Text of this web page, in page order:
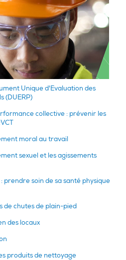
Unique d'Evaluation des
(DUERP)
collective : prévenir les
moral au travail
sexuel et les agissements
prendre soin de sa santé physique
de chutes de plain-pied
des locaux
produits de nettoyage